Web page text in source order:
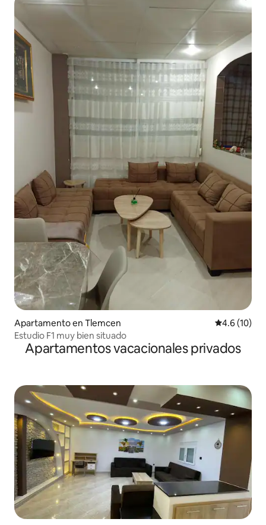
Apartamento en Tlemcen Calificación
4.6 (10)
Estudio F1 muy bien situado
Apartamentos vacacionales privados